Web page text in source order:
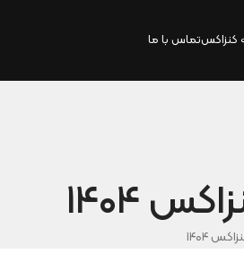
کنزاکستماس با ما
۱۴۰۴
۱۴۰۴